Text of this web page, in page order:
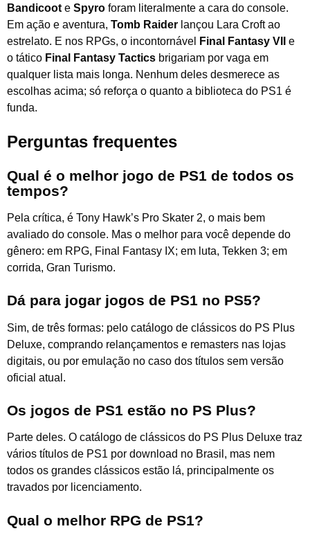
Bandicoot e Spyro foram literalmente a cara do console.
Em ação e aventura, Tomb Raider lançou Lara Croft ao
estrelato. E nos RPGs, o incontornável
Final Fantasy VII
e
o tático Final Fantasy Tactics brigariam por vaga em
qualquer lista mais longa. Nenhum deles desmerece as
escolhas acima; só reforça o quanto a biblioteca do PS1 é
funda.
Perguntas frequentes
Qual é o melhor jogo de PS1 de todos os
tempos?
Pela crítica, é Tony Hawk’s Pro Skater 2, o mais bem
avaliado do console. Mas o melhor para você depende do
gênero: em RPG, Final Fantasy IX; em luta, Tekken 3; em
corrida, Gran Turismo.
Dá para jogar jogos de PS1 no PS5?
Sim, de três formas: pelo catálogo de clássicos do PS Plus
Deluxe, comprando relançamentos e remasters nas lojas
digitais, ou por emulação no caso dos títulos sem versão
oficial atual.
Os jogos de PS1 estão no PS Plus?
Parte deles. O catálogo de clássicos do PS Plus Deluxe traz
vários títulos de PS1 por download no Brasil, mas nem
todos os grandes clássicos estão lá, principalmente os
travados por licenciamento.
Qual o melhor RPG de PS1?